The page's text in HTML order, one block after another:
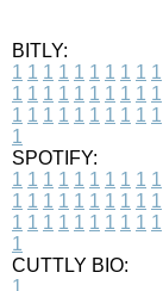
BITLY:
1 1 1 1 1 1 1 1 1 1
1 1 1 1 1 1 1 1 1 1
1 1 1 1 1 1 1 1 1 1
1
SPOTIFY:
1 1 1 1 1 1 1 1 1 1
1 1 1 1 1 1 1 1 1 1
1 1 1 1 1 1 1 1 1 1
1
CUTTLY BIO:
1